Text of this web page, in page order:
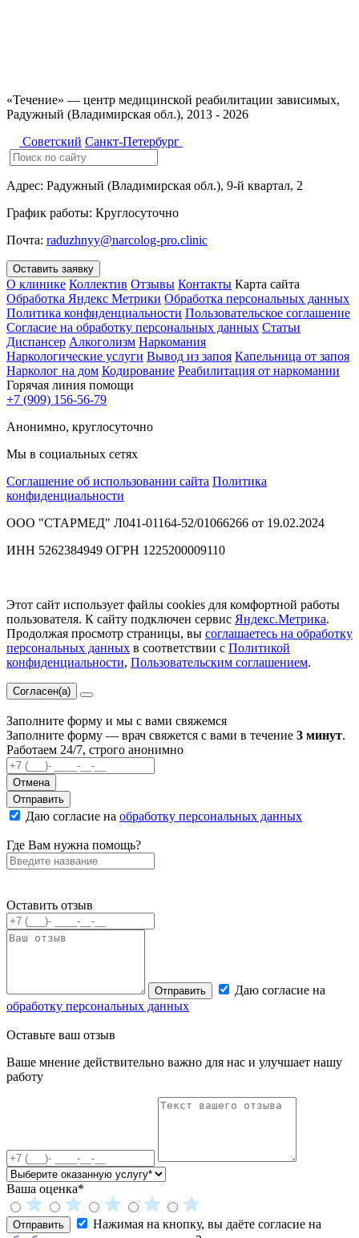
«Течение» — центр медицинской реабилитации зависимых,
Радужный (Владимирская обл.), 2013 - 2026
Советский Санкт-Петербург
Адрес: Радужный (Владимирская обл.), 9-й квартал, 2
График работы: Круглосуточно
Почта: raduzhnyy@narcolog-pro.clinic
Оставить заявку
О клинике Коллектив Отзывы Контакты Карта сайта
Обработка Яндекс Метрики Обработка персональных данных
Политика конфиденциальности Пользовательское соглашение
Согласие на обработку персональных данных Статьи
Диспансер Алкоголизм Наркомания
Наркологические услуги Вывод из запоя Капельница от запоя
Нарколог на дом Кодирование Реабилитация от наркомании
Горячая линия помощи
+7 (909) 156-56-79
Анонимно, круглосуточно
Мы в социальных сетях
Соглашение об использовании сайта Политика
конфиденциальности
ООО "СТАРМЕД" Л041-01164-52/01066266 от 19.02.2024
ИНН 5262384949 ОГРН 1225200009110
Этот сайт использует файлы cookies для комфортной работы
пользователя. К сайту подключен сервис Яндекс.Метрика.
Продолжая просмотр страницы, вы соглашаетесь на обработку
персональных данных в соответствии с Политикой
конфиденциальности, Пользовательским соглашением.
Согласен(а)
Заполните форму и мы с вами свяжемся
Заполните форму — врач свяжется с вами в течение 3 минут.
Работаем 24/7, строго анонимно
Отмена
Отправить
Даю согласие на обработку персональных данных
Где Вам нужна помощь?
Оставить отзыв
Отправить
Даю согласие на
обработку персональных данных
Оставьте ваш отзыв
Ваше мнение действительно важно для нас и улучшает нашу
работу
Ваша оценка*
Отправить
Нажимая на кнопку, вы даёте согласие на